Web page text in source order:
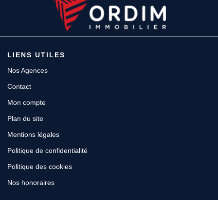
LIENS UTILES
Nos Agences
Contact
Mon compte
Plan du site
Mentions légales
Politique de confidentialité
Politique des cookies
Nos honoraires